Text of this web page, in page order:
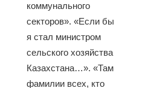
коммунального
секторов». «Если бы
я стал министром
сельского хозяйства
Казахстана…». «Там
фамилии всех, кто